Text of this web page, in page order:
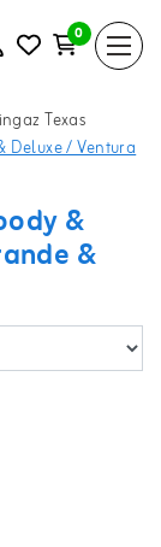
0
Texas
Deluxe / Ventura
&
&